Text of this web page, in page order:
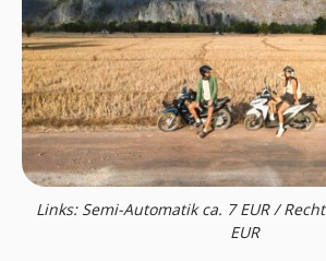
Links: Semi-Automatik ca. 7 EUR /
EUR